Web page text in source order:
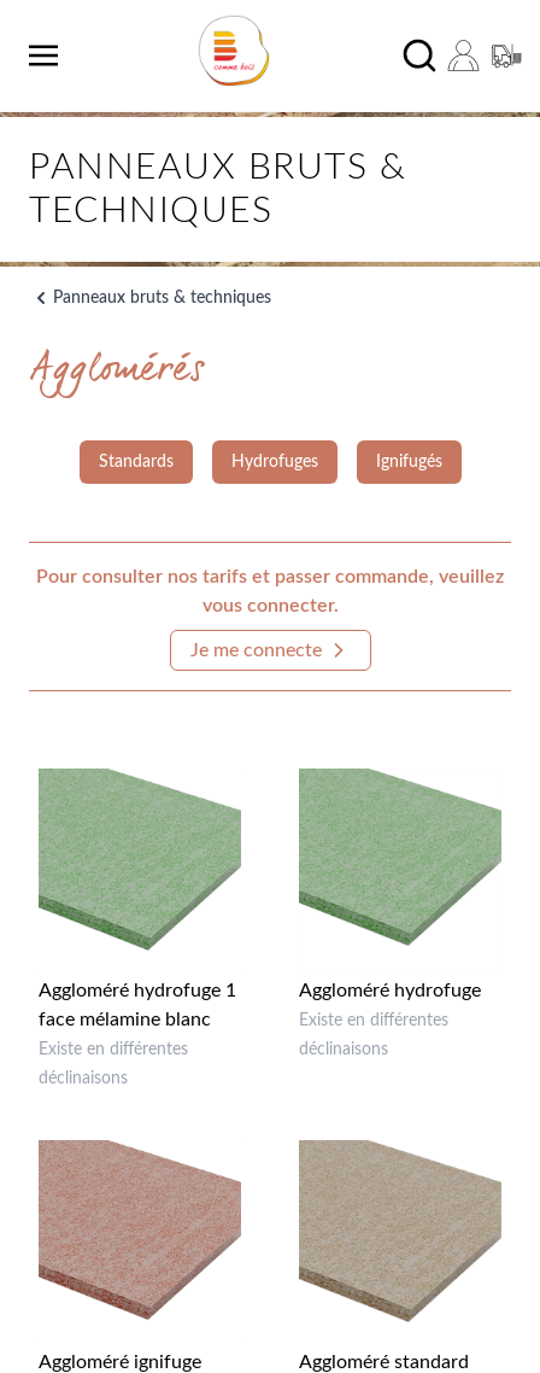
Chercher
PANNEAUX BRUTS &
TECHNIQUES
Panneaux bruts & techniques
Agglomérés
Standards Hydrofuges Ignifugés
Pour consulter nos tarifs et passer commande, veuillez
vous connecter.
Je me connecte
Aggloméré hydrofuge 1
face mélamine blanc
Existe en différentes
déclinaisons
Aggloméré hydrofuge
Existe en différentes
déclinaisons
Aggloméré ignifuge Aggloméré standard